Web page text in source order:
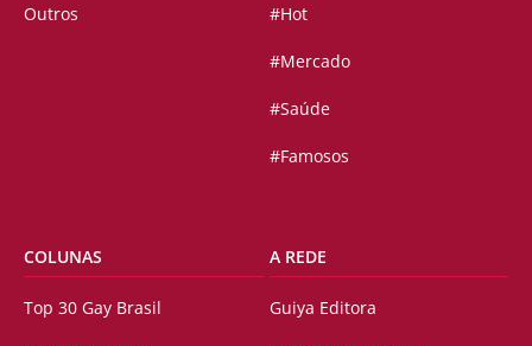
Outros #Hot
#Mercado
#Saúde
#Famosos
COLUNAS
Top 30 Gay Brasil
A REDE
Guiya Editora